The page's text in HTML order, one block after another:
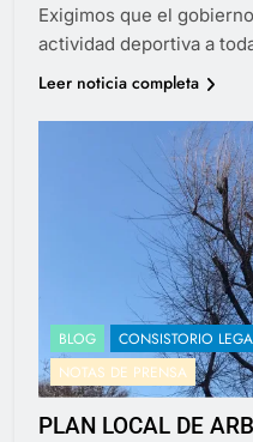
Exigimos que el
actividad deportiva a
Leer noticia completa
BLOG CONSISTORIO
NOTAS DE PRENSA
PLAN LOCAL DE